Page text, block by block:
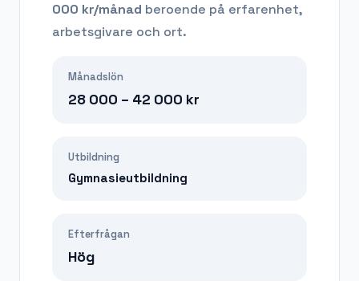
000 kr/månad beroende på erfarenhet,
arbetsgivare och ort.
Månadslön
28 000 – 42 000 kr
Utbildning
Gymnasieutbildning
Efterfrågan
Hög